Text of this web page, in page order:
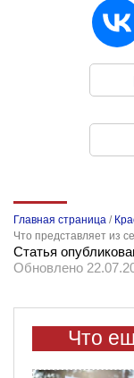
Главная страница /
Что представляет из
Статья
Обновлено
Что